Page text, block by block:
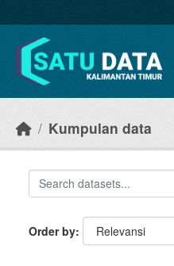
Kumpulan data
Order by